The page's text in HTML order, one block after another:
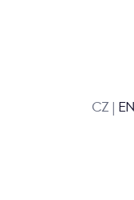
CZ EN